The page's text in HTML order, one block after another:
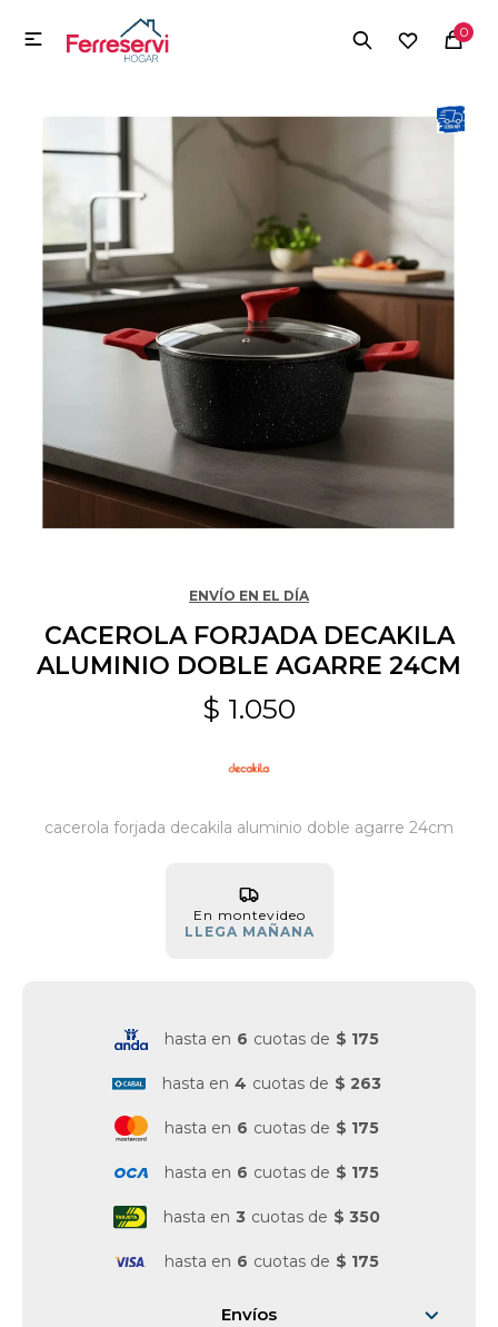
0

ENVÍO EN EL DÍA
CACEROLA FORJADA DECAKILA
ALUMINIO DOBLE AGARRE 24CM
$ 1.050
cacerola forjada decakila aluminio doble agarre 24cm
En montevideo
LLEGA MAÑANA
hasta en 6 cuotas de $ 175
hasta en 4 cuotas de $ 263
hasta en 6 cuotas de $ 175
hasta en 6 cuotas de $ 175
hasta en 3 cuotas de $ 350
hasta en 6 cuotas de $ 175
Envíos
MI CUENTA
Herramientas y Construcción
Electrodomésticos
Tecnología
Camping
Mascotas
Vestimenta y calzado